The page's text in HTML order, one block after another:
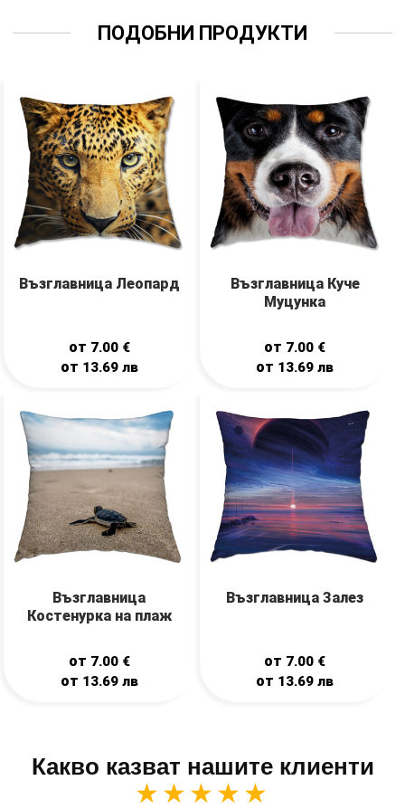
ПОДОБНИ ПРОДУКТИ
Възглавница Леопард
от 7.00 €
от 13.69 лв
Възглавница Куче
Муцунка
от 7.00 €
от 13.69лв
Възглавница
Костенурка на плаж
от 7.00 €
от 13.69 лв
Възглавница Залез
от 7.00 €
от 13.69лв
Какво казват нашите клиенти
★★★★★